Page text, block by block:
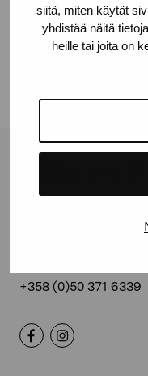
siitä, miten käytät
yhdistää näitä
heille tai joita on
Självporträtt
Enckell Rabbe, 1965
Stiftelsen
Gustav Wasas gata
+358 (0)50 371 6339